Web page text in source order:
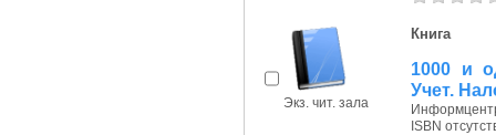
Экз. чит. зала
Книга
1000 и
Учет.
ISBN